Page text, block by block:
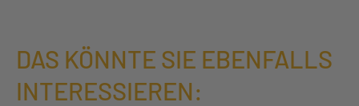
DAS KÖNNTE SIE EBENFALLS
INTERESSIEREN: